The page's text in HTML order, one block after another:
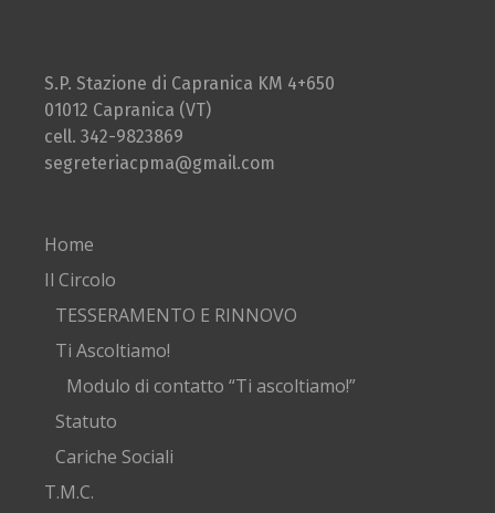
S.P. Stazione di Capranica KM 4+650
01012 Capranica (VT)
cell. 342-9823869
segreteriacpma@gmail.com
Home
Il Circolo
TESSERAMENTO E RINNOVO
Ti Ascoltiamo!
Modulo di contatto “Ti ascoltiamo!”
Statuto
Cariche Sociali
T.M.C.